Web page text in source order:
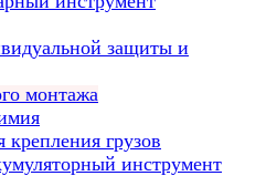
защиты и
монтажа
крепления грузов
инструмент